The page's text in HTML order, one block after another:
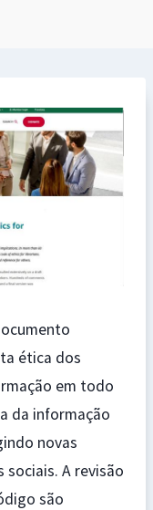
ética dos
em todo
da informação
novas
A revisão
são